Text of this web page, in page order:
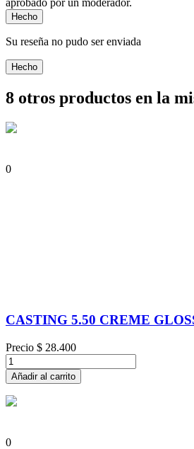
aprobado por un moderador.
Hecho
Su reseña no pudo ser enviada
Hecho
8 otros productos en la
0
CASTING 5.50 CREME
Precio $ 28.400
Añadir al carrito
0